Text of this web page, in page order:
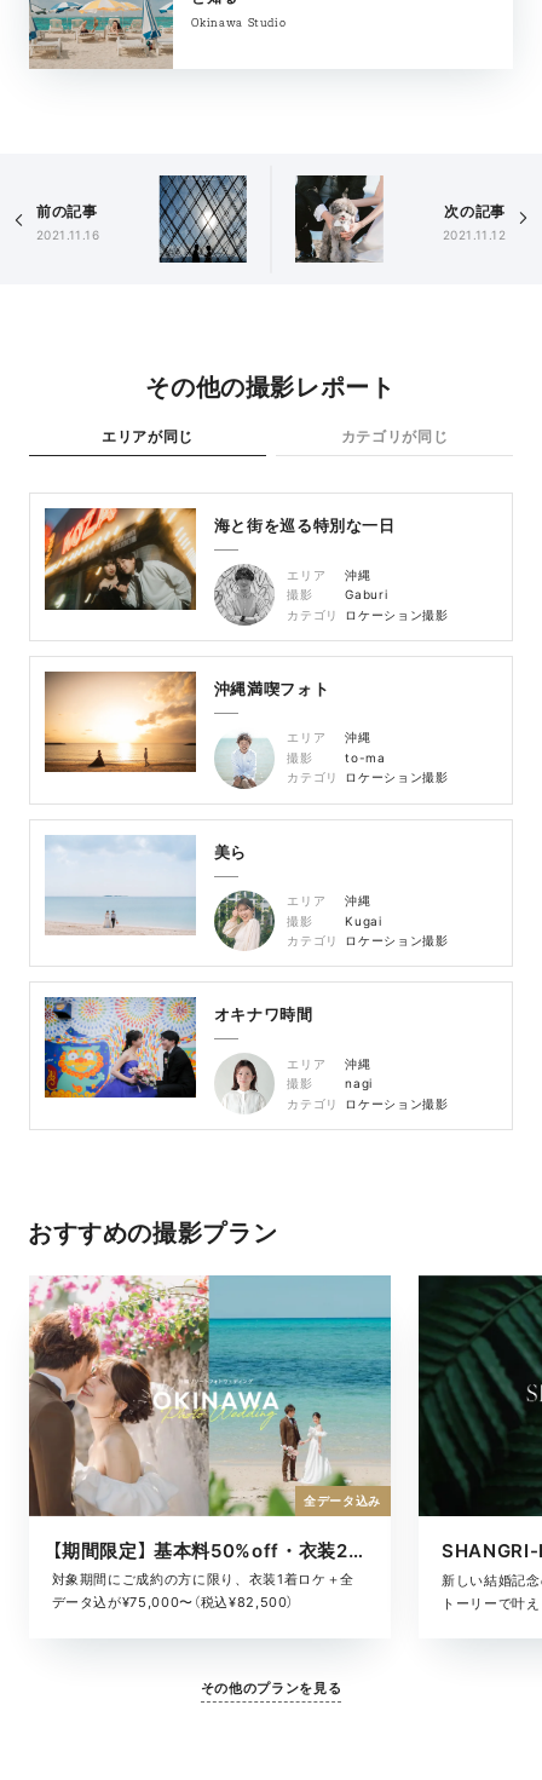
Okinawa Studio
前の記事
2021.11.16
次の記事
2021.11.12
その他の撮影レポート
エリアが同じ カテゴリが同じ
海と街を巡る特別な一日
エリア
沖縄
撮影
Gaburi
カテゴリ
ロケーション撮影
沖縄満喫フォト
エリア
沖縄
撮影
to-ma
カテゴリ
ロケーション撮影
美ら
エリア
沖縄
撮影
Kugai
カテゴリ
ロケーション撮影
オキナワ時間
エリア
沖縄
撮影
nagi
カテゴリ
ロケーション撮影
おすすめの撮影プラン
【期間限定】 基本料50%off・衣装2着ロケ
対象期間にご成約の方に限り、衣装1着ロケ＋全
データ込が¥75,000〜（税込¥82,500）
全データ込み
新しい結婚記念
トーリーで叶
その他のプランを見る